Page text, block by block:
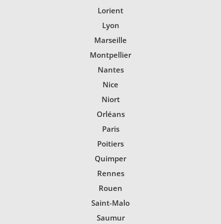
Lorient
Lyon
Marseille
Montpellier
Nantes
Nice
Niort
Orléans
Paris
Poitiers
Quimper
Rennes
Rouen
Saint-Malo
Saumur